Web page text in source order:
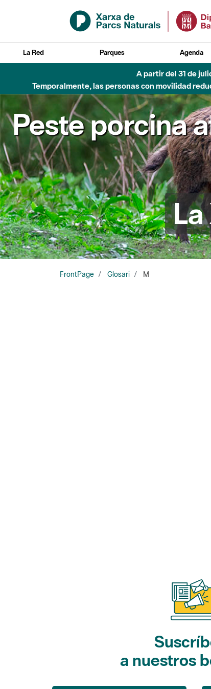
Saltar al contenido principal
La Red Parques Agenda
A partir del 31 de
Temporalmente, las personas con movilidad
Peste porcina
FrontPage Glosari M
a nuestros